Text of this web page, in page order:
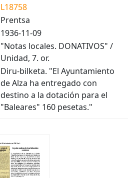
L18758
Prentsa
1936-11-09
"Notas locales. DONATIVOS" /
Unidad, 7. or.
Diru-bilketa. "El Ayuntamiento
de Alza ha entregado con
destino a la dotación para el
"Baleares" 160 pesetas."